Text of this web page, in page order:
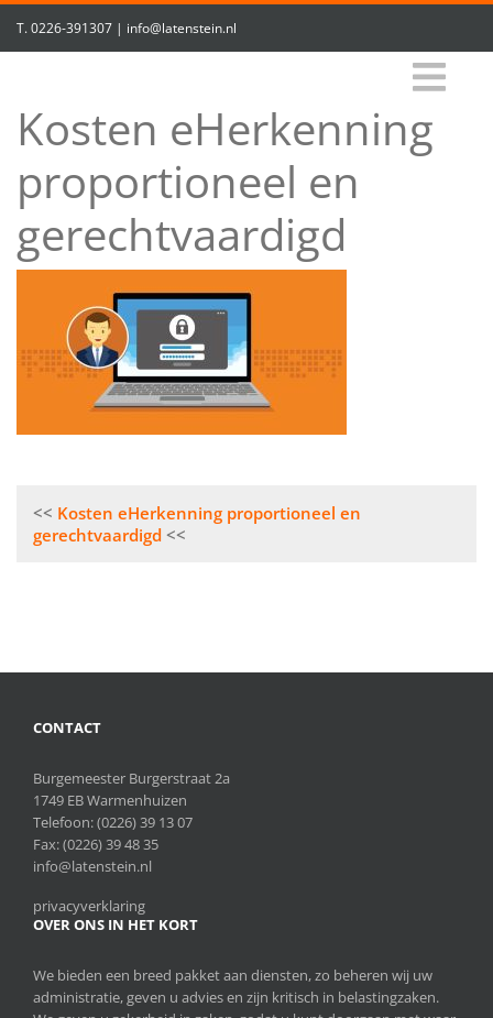
T.0226-391307 | info@latenstein.nl
Kosten eHerkenning
proportioneel en
gerechtvaardigd
Bericht
navigatie
Kosten eHerkenning proportioneel en
gerechtvaardigd
CONTACT
Burgemeester Burgerstraat 2a
1749 EB Warmenhuizen
Telefoon:(0226) 39 13 07
Fax: (0226) 39 48 35
info@latenstein.nl
privacyverklaring
OVER ONS IN HET KORT
We bieden een breed pakket aan diensten, zo beheren wij uw
administratie, geven u advies en zijn kritisch in belastingzaken.